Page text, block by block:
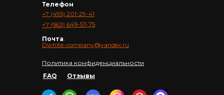
+7 (495) 201-29-41
+7 (963) 649-57-75
Почта:
Dwhite-company@yandex.ru
Политика конфиденциальности
Телефон
FAQ Отзывы